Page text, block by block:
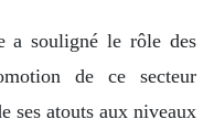
a souligné le rôle des
de ce secteur
ses atouts aux niveaux